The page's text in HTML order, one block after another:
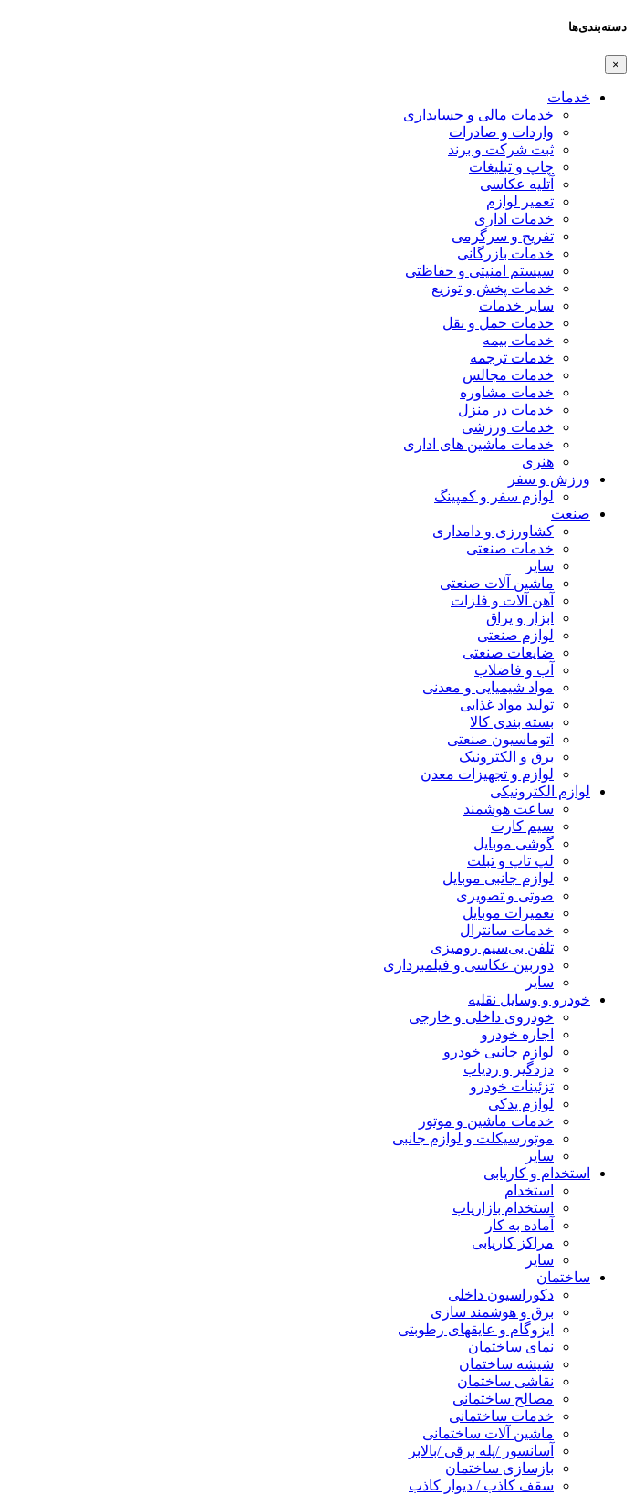
دسته‌بندی‌ها
×
خدمات
خدمات مالی و حسابداری
واردات و صادرات
ثبت شرکت و برند
چاپ و تبلیغات
آتلیه عکاسی
تعمیر لوازم
خدمات اداری
تفریح و سرگرمی
خدمات بازرگانی
سیستم امنیتی و حفاظتی
خدمات پخش و توزیع
سایر خدمات
خدمات حمل و نقل
خدمات بیمه
خدمات ترجمه
خدمات مجالس
خدمات مشاوره
خدمات در منزل
خدمات ورزشی
خدمات ماشین های اداری
هنری
ورزش و سفر
لوازم سفر و کمپینگ
صنعت
کشاورزی و دامداری
خدمات صنعتی
سایر
ماشین آلات صنعتی
آهن آلات و فلزات
ابزار و یراق
لوازم صنعتی
ضایعات صنعتی
آب و فاضلاب
مواد شیمیایی و معدنی
تولید مواد غذایی
بسته بندی کالا
اتوماسیون صنعتی
برق و الکترونیک
لوازم و تجهیزات معدن
لوازم الکترونیکی
ساعت هوشمند
سیم کارت
گوشی موبایل
لپ تاپ و تبلت
لوازم جانبی موبایل
صوتی و تصویری
تعمیرات موبایل
خدمات سانترال
تلفن بی‌سیم رومیزی
دوربین عکاسی و فیلمبرداری
سایر
خودرو و وسایل نقلیه
خودروی داخلی و خارجی
اجاره خودرو
لوازم جانبی خودرو
دزدگیر و ردیاب
تزئینات خودرو
لوازم یدکی
خدمات ماشین و موتور
موتورسیکلت و لوازم جانبی
سایر
استخدام و کاریابی
استخدام
استخدام بازاریاب
آماده به کار
مراکز کاریابی
سایر
ساختمان
دکوراسیون داخلی
برق و هوشمند سازی
ایزوگام و عایقهای رطوبتی
نمای ساختمان
شیشه ساختمان
نقاشی ساختمان
مصالح ساختمانی
خدمات ساختمانی
ماشین آلات ساختمانی
آسانسور /پله برقی /بالابر
بازسازی ساختمان
سقف کاذب / دیوار کاذب